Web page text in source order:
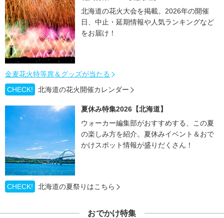
北海道の花火大会を掲載。2026年の開催
日、中止・延期情報や人気ランキングなど
をお届け！
金麦花火特等席＆グッズが当たる
CHECK!
北海道の花火開催カレンダー
夏休み特集2026【北海道】
ウォーカー編集部がおすすめする、この夏
の楽しみ方を紹介。夏休みイベント＆おで
かけスポット情報が盛りだくさん！
CHECK! 北海道の夏祭りはこちら
おでかけ特集